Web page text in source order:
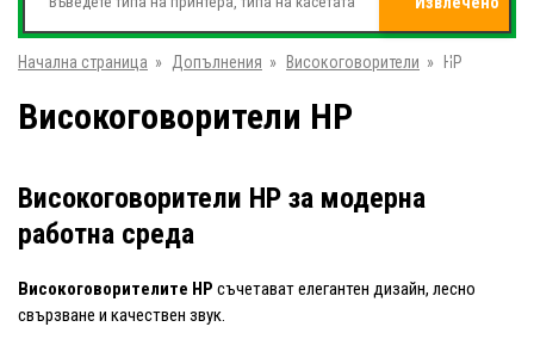
от
Начална страница » Допълнения » Високоговорители » HP
Високоговорители HP
Високоговорители HP за модерна
работна среда
Високоговорителите HP съчетават елегантен дизайн, лесно
свързване и качествен звук.